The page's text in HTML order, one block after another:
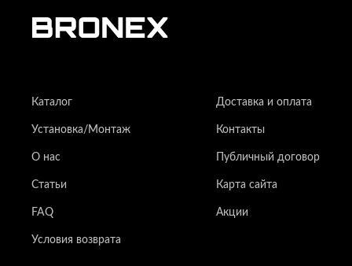
Каталог Доставка и оплата
Установка/Монтаж Контакты
О нас Публичный договор
Статьи Карта сайта
FAQ Акции
Условия возврата